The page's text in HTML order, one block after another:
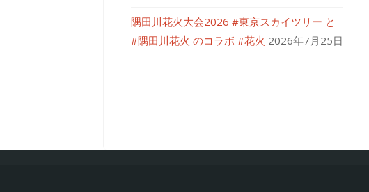
隅田川花火大会2026 #東京スカイツリー と
#隅田川花火 のコラボ #花火 2026年7月25日